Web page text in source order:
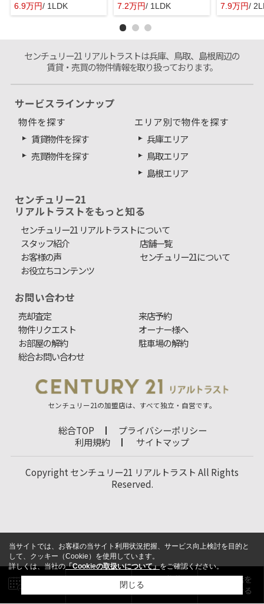
6.9万円/ 1LDK
7.2万円/ 1LDK
7.9万円/
センチュリー21 リアルトラストは兵庫、鳥取、島根周辺の
賃貸・売買の物件情報を取り扱っております。
サービスラインナップ
物件を探す
賃貸物件を探す
売買物件を探す
エリア別で物件を探す
兵庫エリア
鳥取エリア
島根エリア
センチュリー21
リアルトラストをもっと知る
センチュリー21 リアルトラストについて
スタッフ紹介
店舗一覧
お客様の声
センチュリー21について
お役立ちコンテンツ
お問い合わせ
売却査定
来店予約
物件リクエスト
オーナー様へ
お部屋の解約
駐車場の解約
総合お問い合わせ
センチュリー21の加盟店は、すべて独立・自営です。
総合TOP
プライバシーポリシー
利用規約
サイトマップ
Copyright センチュリー21 リアルトラスト All Rights
Reserved.
当サイトでは、お客様の当サイト利用状況把握、サービス向上検討を目的と
して、クッキー（Cookie）を使用しています。
詳しくは、当社の「Cookieの取扱いについて」をご確認ください。
閉じる